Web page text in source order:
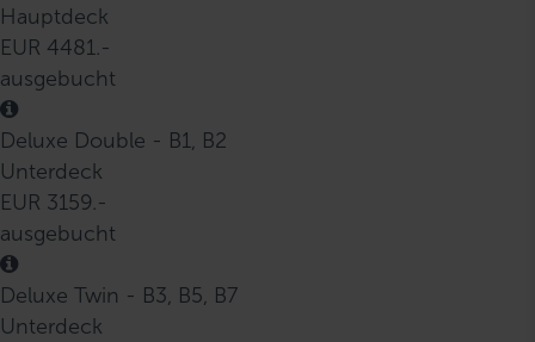
Hauptdeck
EUR 4481.-
ausgebucht
Deluxe Double - B1, B2
Unterdeck
EUR 3159.-
ausgebucht
Deluxe Twin - B3, B5, B7
Unterdeck